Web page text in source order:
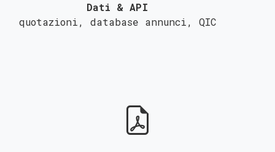
Dati & API
quotazioni, database annunci, QIC